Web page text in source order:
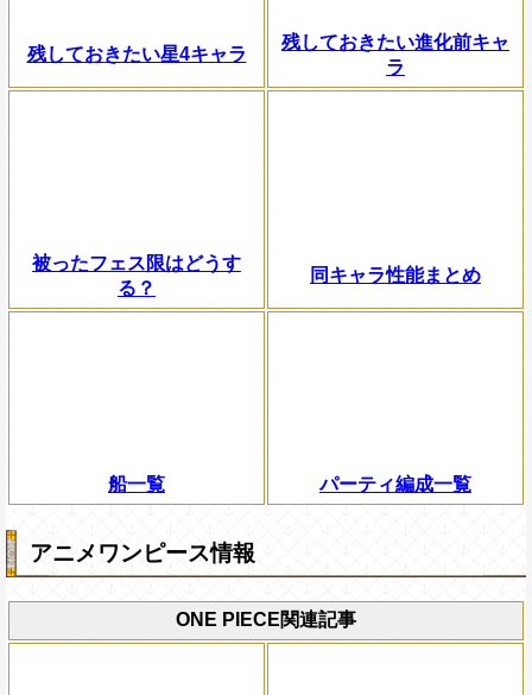
残しておきたい星4キャラ
残しておきたい進化前キャ
ラ
被ったフェス限はどうす
る？
同キャラ性能まとめ
船一覧 パーティ編成一覧
アニメワンピース情報
ONE PIECE関連記事